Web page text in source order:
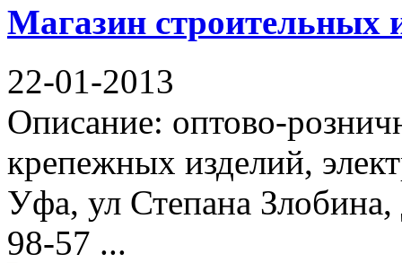
Магазин строительных
22-01-2013
Описание: оптово-
крепежных изделий,
Уфа, ул Степана
98-57 ...